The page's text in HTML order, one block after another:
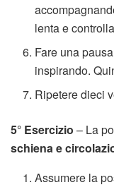
lenta e
Fare una
inspirando.
Ripetere dieci
5° Esercizio – La
schiena e
Assumere la